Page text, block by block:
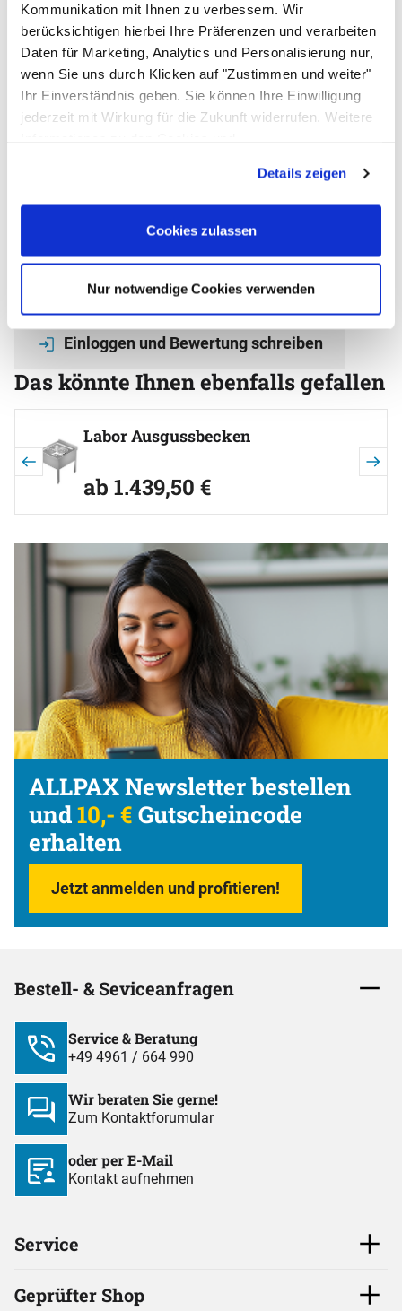
Kommunikation mit Ihnen zu verbessern. Wir
berücksichtigen hierbei Ihre Präferenzen und verarbeiten
Daten für Marketing, Analytics und Personalisierung nur,
wenn Sie uns durch Klicken auf "Zustimmen und weiter"
Ihr Einverständnis geben. Sie können Ihre Einwilligung
jederzeit mit Wirkung für die Zukunft widerrufen. Weitere
Details zeigen
Cookies zulassen
Nur notwendige Cookies verwenden
Überlaufsicherung
Nein
Geruchsverschluss
Ja
Kniebedienung
Bewertungen - das sagen unsere
Schreiben Sie jetzt Ihre persönliche Erfahrung mit
diesem Artikel und helfen Sie anderen bei deren
Kaufentscheidung
Einloggen und Bewertung schreiben
Das könnte Ihnen ebenfalls gefallen
Artikel überspringen
Labor Ausgussbecken
ab:
ab 1.439,50 €
ALLPAX Newsletter bestellen
und10,- € Gutscheincode
erhalten
Jetzt anmelden und profitieren!
Bestell- & Seviceanfragen
Service & Beratung
+49 4961 / 664 990
Wir beraten Sie gerne!
Zum Kontaktforumular
oder per E-Mail
Kontakt aufnehmen
Service
Geprüfter Shop